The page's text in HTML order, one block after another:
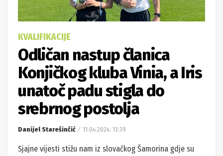
KVALIFIKACIJE
Odličan nastup članica
Konjičkog kluba Vinia, a Iris
unatoč padu stigla do
srebrnog postolja
Danijel Starešinčić 11.04.2024. 13:39
Sjajne vijesti stižu nam iz slovačkog Šamorina gdje su